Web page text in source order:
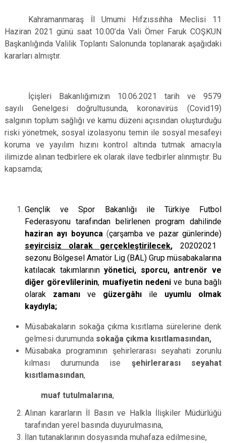
Kahramanmaraş İl Umumi Hıfzıssıhha Meclisi 11
Haziran 2021 günü saat 10.00’da Vali Ömer Faruk COŞKUN
Başkanlığında Valilik Toplantı Salonunda toplanarak aşağıdaki
kararları almıştır.
İçişleri Bakanlığımızın 10.06.2021 tarih ve 9579
sayılı Genelgesi doğrultusunda, koronavirüs (Covid­19)
salgının toplum sağlığı ve kamu düzeni açısından oluşturduğu
riski yönetmek, sosyal izolasyonu temin ile sosyal mesafeyi
koruma ve yayılım hızını kontrol altında tutmak amacıyla
ilimizde alınan tedbirlere ek olarak ilave tedbirler alınmıştır. Bu
kapsamda;
Gençlik ve Spor Bakanlığı ile Türkiye Futbol
Federasyonu tarafından belirlenen program dahilinde
haziran ayı boyunca(çarşamba ve pazar günlerinde)
seyircisiz olarak gerçekleştirilecek, 2020­2021
sezonu Bölgesel Amatör Lig (BAL) Grup müsabakalarına
katılacak takımlarınınyönetici, sporcu, antrenör ve
diğer görevlilerinin, muafiyetin nedeni ve buna bağlı
olarak zamanı ve güzergâhı ile uyumlu olmak
kaydıyla;
Müsabakaların sokağa çıkma kısıtlama sürelerine denk
gelmesi durumunda sokağa çıkma kısıtlamasından,
Müsabaka programının şehirlerarası seyahati zorunlu
kılması durumunda ise şehirlerarası seyahat
kısıtlamasından,
muaf tutulmalarına,
Alınan kararların İl Basın ve Halkla İlişkiler Müdürlüğü
tarafından yerel basında duyurulmasına,
İlan tutanaklarının dosyasında muhafaza edilmesine,